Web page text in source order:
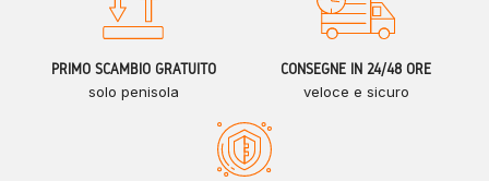
PRIMO SCAMBIO GRATUITO
solo penisola
CONSEGNE IN 24/48 ORE
veloce e sicuro